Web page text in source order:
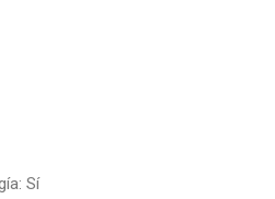
Sí